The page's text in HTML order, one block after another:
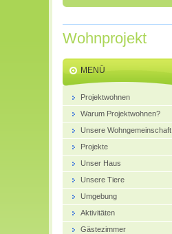
Wohnprojekt
MENÜ
Projektwohnen
Warum Projektwohnen?
Unsere Wohngemeinschaft
Projekte
Unser Haus
Unsere Tiere
Umgebung
Aktivitäten
Gästezimmer